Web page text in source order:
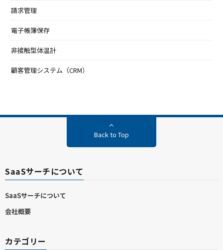
請求管理
電子帳簿保存
非接触型体温計
顧客管理システム（CRM）
Back to Top
SaaSサーチについて
SaaSサーチについて
会社概要
カテゴリー